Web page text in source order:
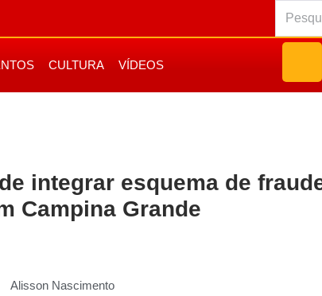
CULTURA VÍDEOS
integrar esquema de
Campina Grande
Alisson Nascimento